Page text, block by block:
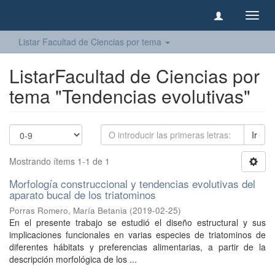
Listar Facultad de Ciencias por tema
ListarFacultad de Ciencias por
tema "Tendencias evolutivas"
Ir
Mostrando ítems 1-1 de 1
Morfología construccional y tendencias evolutivas del
aparato bucal de los triatominos
Porras Romero, María Betania (2019-02-25)
En el presente trabajo se estudió el diseño estructural y sus
implicaciones funcionales en varias especies de triatominos de
diferentes hábitats y preferencias alimentarias, a partir de la
descripción morfológica de los ...